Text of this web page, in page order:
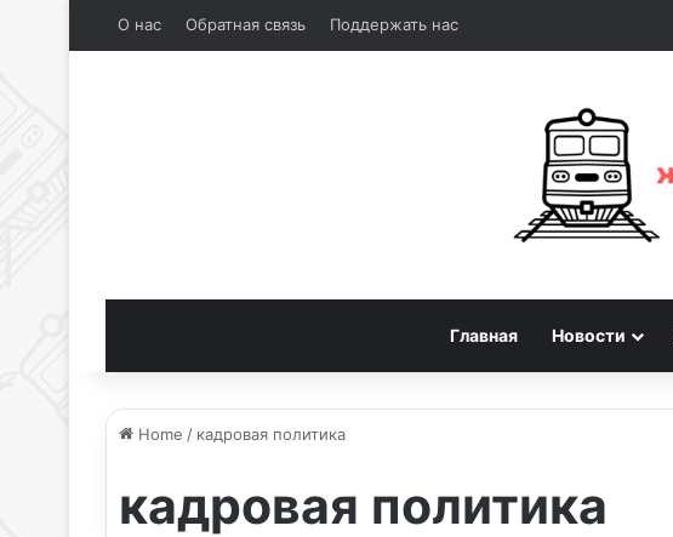
О нас Обратная связь Поддержать нас
Главная Новости
Home / кадровая политика
кадровая политика